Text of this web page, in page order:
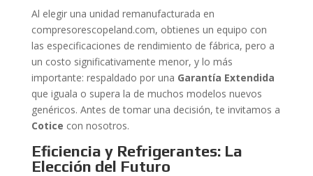
Al elegir una unidad remanufacturada en
compresorescopeland.com, obtienes un equipo con
las especificaciones de rendimiento de fábrica, pero a
un costo significativamente menor, y lo más
importante: respaldado por una Garantía Extendida
que iguala o supera la de muchos modelos nuevos
genéricos. Antes de tomar una decisión, te invitamos a
Cotice con nosotros.
Eficiencia y Refrigerantes: La
Elección del Futuro